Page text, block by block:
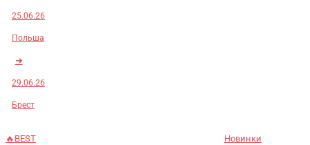
25.06.26
Польша
➜
29.06.26
Брест
🔥BEST Новинки